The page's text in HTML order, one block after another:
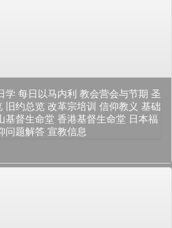
学 每日以马内利 教会营会与节期 圣
旧约总览 改革宗培训 信仰教义 基础
基督生命堂 香港基督生命堂 日本福
问题解答 宣教信息